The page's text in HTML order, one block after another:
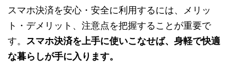
スマホ決済を安心・安全に利用するには、メリッ
ト・デメリット、注意点を把握することが重要で
す。 スマホ決済を上手に使いこなせば、身軽で快適
な暮らしが手に入ります。